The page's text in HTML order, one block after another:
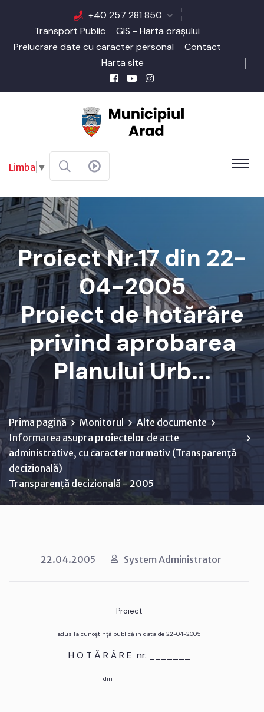
+40 257 281 850
Transport Public
GIS - Harta orașului
Prelucrare date cu caracter personal
Contact
Harta site
Limba ▼
Proiect Nr.17 din 22-
04-2005
Proiect de hotărâre
privind aprobarea
Planului Urb...
Prima pagină Monitorul
Alte documente
Informarea asupra proiectelor de acte
administrative, cu caracter normativ (Transparenţă
decizională)
Transparență decizională - 2005
22.04.2005 System Administrator
Proiect
adus la cunoştinţă publică în data de 22-04-2005
H O T Ă R Â R E nr. _______
din __________